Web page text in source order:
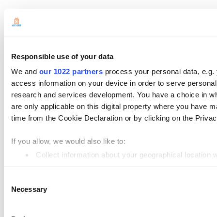
Responsible use of your data
We and our 1022 partners process your personal data,
access information on your device in order to serve
research and services development. You have a choice in
are only applicable on this digital property where you have
time from the Cookie Declaration or by clicking on the
If you allow, we would also like to:
Collect information about your geographical
Identify your device by actively scanning it for
information about your use of our site with our social
Selection
Necessary
Cookie Policy
© 2026 Loyverse